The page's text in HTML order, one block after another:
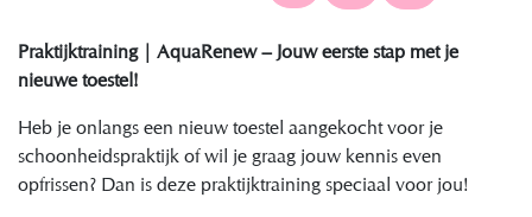
Praktijktraining | AquaRenew – Jouw eerste stap met je
nieuwe toestel!
Heb je onlangs een nieuw toestel aangekocht voor je
schoonheidspraktijk of wil je graag jouw kennis even
opfrissen? Dan is deze praktijktraining speciaal voor jou!